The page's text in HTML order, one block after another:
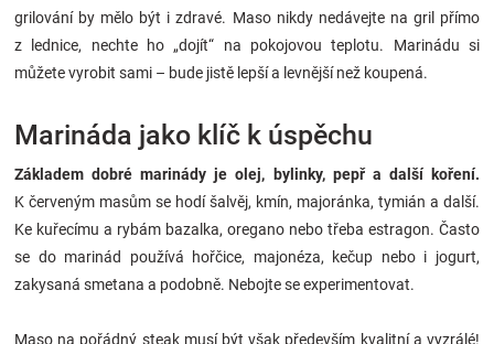
grilování by mělo být i zdravé. Maso nikdy nedávejte na gril přímo
z lednice, nechte ho „dojít“ na pokojovou teplotu. Marinádu si
můžete vyrobit sami – bude jistě lepší a levnější než koupená.
Marináda jako klíč k úspěchu
Základem dobré marinády je olej, bylinky, pepř a další koření.
K červeným masům se hodí šalvěj, kmín, majoránka, tymián a další.
Ke kuřecímu a rybám bazalka, oregano nebo třeba estragon. Často
se do marinád používá hořčice, majonéza, kečup nebo i jogurt,
zakysaná smetana a podobně. Nebojte se experimentovat.
Maso na pořádný steak musí být však především kvalitní a vyzrálé!